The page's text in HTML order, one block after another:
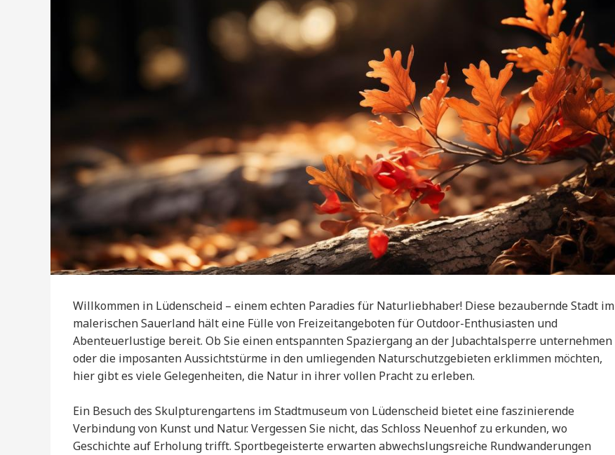
Willkommen in Lüdenscheid – einem echten Paradies für Naturliebhaber! Diese bezaubernde Stadt im
malerischen Sauerland hält eine Fülle von Freizeitangeboten für Outdoor-Enthusiasten und
Abenteuerlustige bereit. Ob Sie einen entspannten Spaziergang an der Jubachtalsperre unternehmen
oder die imposanten Aussichtstürme in den umliegenden Naturschutzgebieten erklimmen möchten,
hier gibt es viele Gelegenheiten, die Natur in ihrer vollen Pracht zu erleben.
Ein Besuch des Skulpturengartens im Stadtmuseum von Lüdenscheid bietet eine faszinierende
Verbindung von Kunst und Natur. Vergessen Sie nicht, das Schloss Neuenhof zu erkunden, wo
Geschichte auf Erholung trifft. Sportbegeisterte erwarten abwechslungsreiche Rundwanderungen